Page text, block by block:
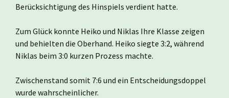
Berücksichtigung des Hinspiels verdient hatte.
Zum Glück konnte Heiko und Niklas Ihre Klasse zeigen
und behielten die Oberhand. Heiko siegte 3:2, während
Niklas beim 3:0 kurzen Prozess machte.
Zwischenstand somit 7:6 und ein Entscheidungsdoppel
wurde wahrscheinlicher.